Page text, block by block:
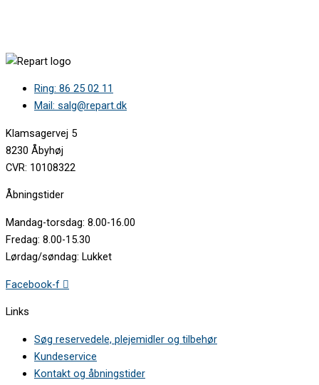
Ring: 86 25 02 11
Mail: salg@repart.dk
Klamsagervej 5
8230 Åbyhøj
CVR: 10108322
Åbningstider
Mandag-torsdag: 8.00-16.00
Fredag: 8.00-15.30
Lørdag/søndag: Lukket
Facebook-f
Links
Søg reservedele, plejemidler og tilbehør
Kundeservice
Kontakt og åbningstider